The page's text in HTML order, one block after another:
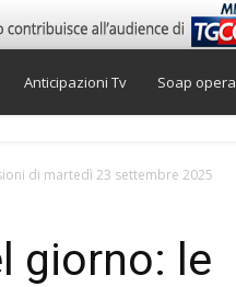
Anticipazioni Tv Soap opera
di martedì 23 settembre 2025
giorno: le